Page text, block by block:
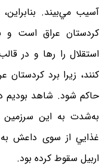
آسيب مي‌بيند.
كردستان عراق است و
استقلال را رها و در
كنند، زيرا برد
حاكم شود. شاهد بوديم
به‌شدت به اين سرزمين
غذايي از سوی داعش
اربيل سقوط كرده بود.